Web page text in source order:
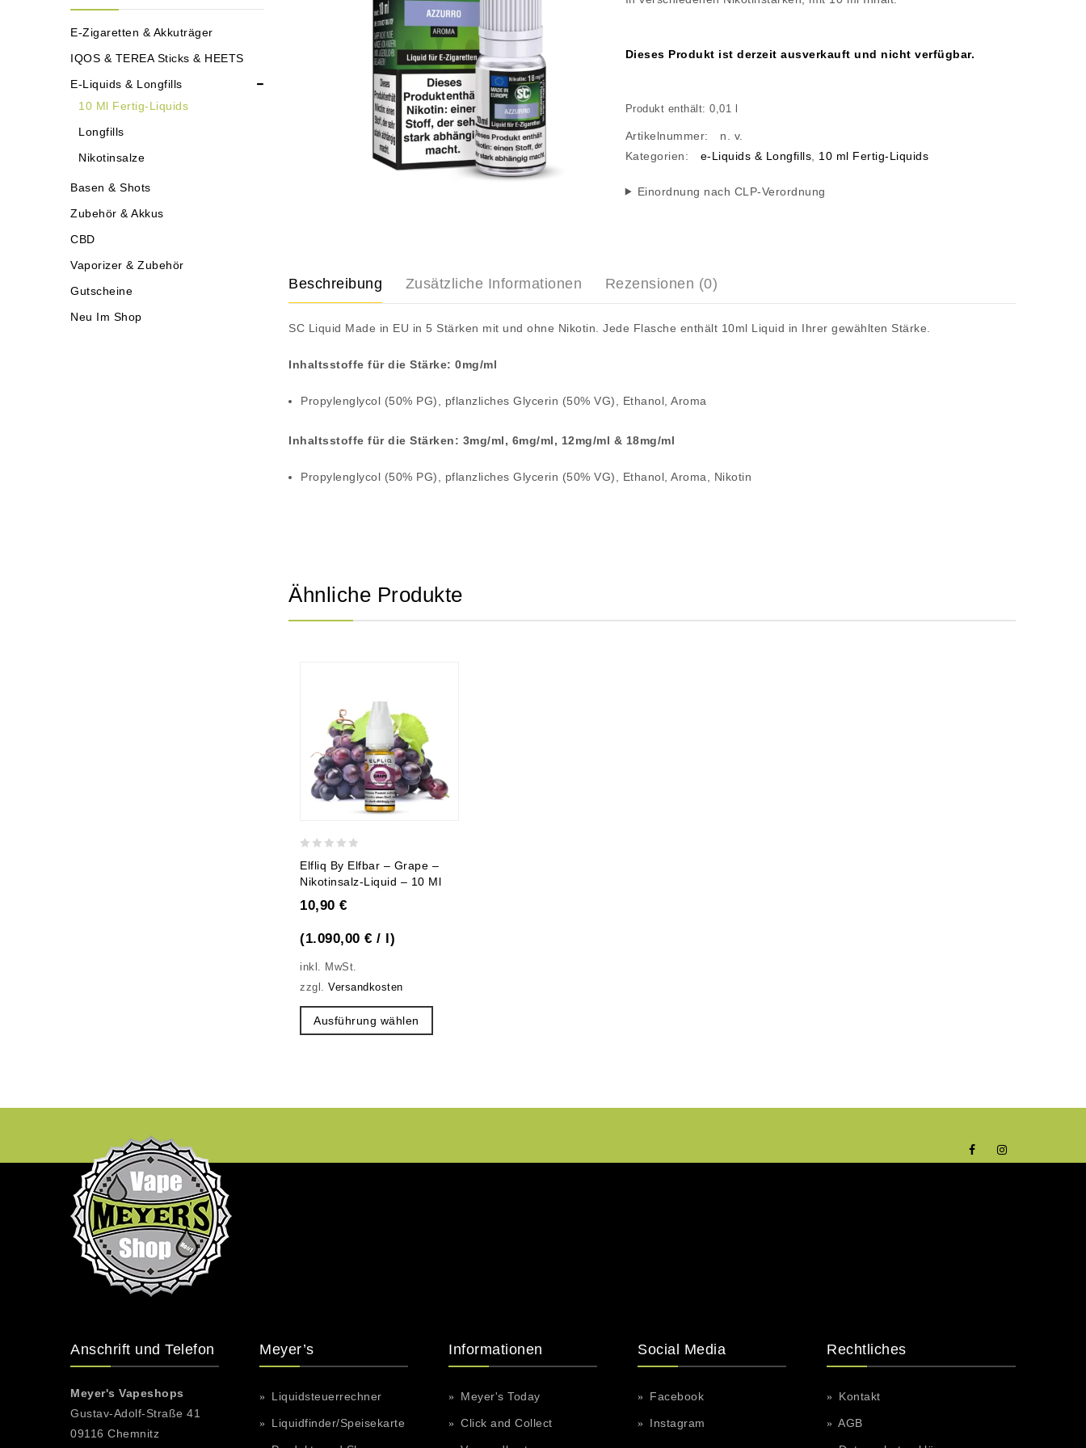
Dieses Produkt ist derzeit ausverkauft und nicht verfügbar.
Produkt enthält: 0,01
Artikelnummer:
n. v.
Kategorien:
e-Liquids & Longfills 10 ml Fertig-Liquids
Einordnung nach CLP-Verordnung
Beschreibung Zusätzliche Informationen Rezensionen (0)
SC Liquid Made in EU in 5 Stärken mit und ohne Nikotin. Jede Flasche enthält 10ml Liquid in Ihrer gewählten Stärke.
Inhaltsstoffe für die Stärke: 0mg/ml
Propylenglycol (50% PG), pflanzliches Glycerin (50% VG), Ethanol, Aroma
Inhaltsstoffe für die Stärken: 3mg/ml, 6mg/ml, 12mg/ml & 18mg/ml
Propylenglycol (50% PG), pflanzliches Glycerin (50% VG), Ethanol, Aroma, Nikotin
Ähnliche Produkte
out
Elfliq By Elfbar – Grape –
Nikotinsalz-Liquid – 10 Ml
10,90 €
(1.090,00 € / l)
inkl. MwSt.
zzgl. Versandkosten
Ausführung wählen
E-Zigaretten & Akkuträger
IQOS & TEREA Sticks & HEETS
E-Liquids & Longfills
10 Ml Fertig-Liquids
Longfills
Nikotinsalze
Basen & Shots
Zubehör & Akkus
CBD
Vaporizer & Zubehör
Gutscheine
Neu Im Shop
Anschrift und Telefon
Meyer's Vapeshops
Gustav-Adolf-Straße 41
09116 Chemnitz
Meyer’s
Liquidsteuerrechner
Liquidfinder/Speisekarte
Informationen
Meyer's Today
Click and Collect
Social Media
Facebook
Instagram
Rechtliches
Kontakt
AGB